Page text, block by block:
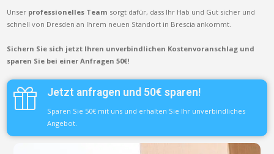
Unser professionelles Team sorgt dafür, dass Ihr Hab und Gut sicher und
schnell von Dresden an Ihrem neuen Standort in Brescia ankommt.
Sichern Sie sich jetzt Ihren unverbindlichen Kostenvoranschlag und
sparen Sie bei einer Anfragen 50€!
Jetzt anfragen und 50€ sparen!
Sparen Sie 50€ mit uns und erhalten Sie Ihr unverbindliches
Angebot.